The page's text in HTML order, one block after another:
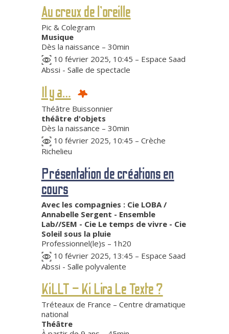
Au creux de l’oreille
Pic & Colegram
Musique
Dès la naissance – 30min
10 février 2025, 10:45 – Espace Saad
Abssi - Salle de spectacle
Il y a…
Théâtre Buissonnier
théâtre d'objets
Dès la naissance – 30min
10 février 2025, 10:45 – Crèche
Richelieu
Présentation de créations en
cours
Avec les compagnies : Cie LOBA /
Annabelle Sergent - Ensemble
Lab//SEM - Cie Le temps de vivre - Cie
Soleil sous la pluie
Professionnel(le)s – 1h20
10 février 2025, 13:45 – Espace Saad
Abssi - Salle polyvalente
KiLLT – Ki Lira Le Texte ?
Tréteaux de France – Centre dramatique
national
Théâtre